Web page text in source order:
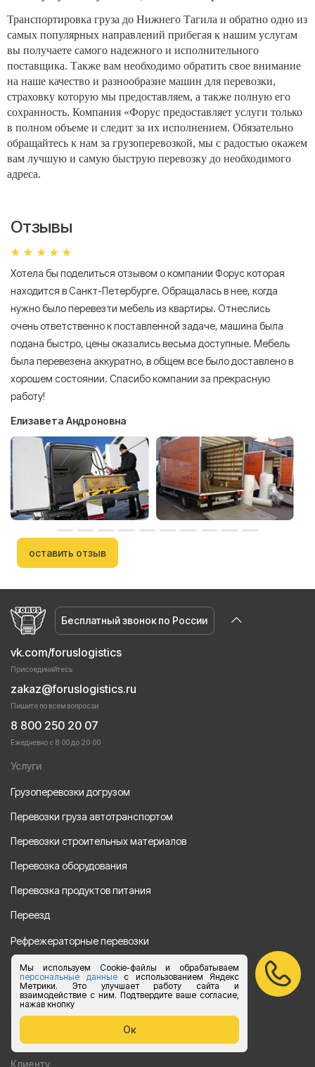
Мы используем Cookie-файлы и обрабатываем
персональные данныес использованием Яндекс
Метрики. Это улучшает работу сайта и
взаимодействие с ним. Подтвердите ваше согласие,
нажав кнопку
Ок
Транспортировка груза до Нижнего Тагила и обратно одно из
самых популярных направлений прибегая к нашим услугам
вы получаете самого надежного и исполнительного
поставщика. Также вам необходимо обратить свое внимание
на наше качество и разнообразие машин для перевозки,
страховку которую мы предоставляем, а также полную его
сохранность. Компания «Форус предоставляет услуги только
в полном объеме и следит за их исполнением. Обязательно
обращайтесь к нам за грузоперевозкой, мы с радостью окажем
вам лучшую и самую быструю перевозку до необходимого
адреса.
Отзывы
Хотела бы поделиться отзывом о компании Форус которая
находится в Санкт-Петербурге. Обращалась в нее, когда
нужно было перевезти мебель из квартиры. Отнеслись
очень ответственно к поставленной задаче, машина была
подана быстро, цены оказались весьма доступные. Мебель
была перевезена аккуратно, в общем все было доставлено в
хорошем состоянии. Спасибо компании за прекрасную
работу!
Елизавета Андроновна
оставить отзыв
Бесплатный звонок по России
vk.com/foruslogistics
Присоединяйтесь
zakaz@foruslogistics.ru
Пишите по всем вопросаи
8 800 250 20 07
Ежедневно с 8:00 до 20:00
Услуги
Грузоперевозки догрузом
Перевозки груза автотранспортом
Перевозки строительных материалов
Перевозка оборудования
Перевозка продуктов питания
Переезд
Рефрежераторные перевозки
Перевозки автотехники
Перевозка алкогольной продукции
Упаковка груза
Наши направления
Клиенту